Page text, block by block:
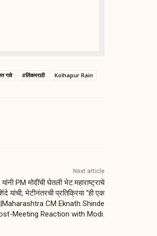
गावे #लिंकमराठी Kolhapur Rain
Next article
PM मोदींची घेतली भेट:महाराष्ट्राचे
यांची, भेटीनंतरची प्रतिक्रिया “ही एक
CM Eknath Shinde
Meeting Reaction with Modi.